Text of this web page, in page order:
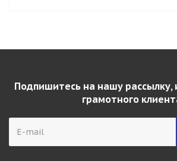
Подпишитесь на нашу рассылку,
грамотного